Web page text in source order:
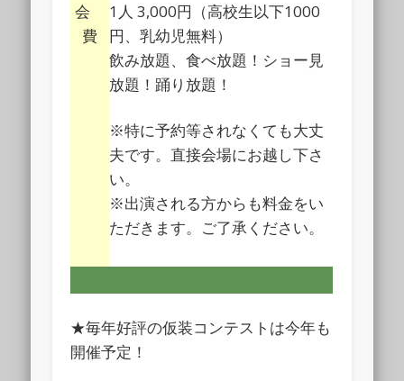
会
費
1人 3,000円（高校生以下1000
円、乳幼児無料）
飲み放題、食べ放題！ショー見
放題！踊り放題！
※特に予約等されなくても大丈
夫です。直接会場にお越し下さ
い。
※出演される方からも料金をい
ただきます。ご了承ください。
★毎年好評の仮装コンテストは今年も
開催予定！